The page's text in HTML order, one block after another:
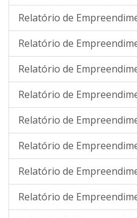
Relatório de
Relatório de
Relatório de
Relatório de
Relatório de
Relatório de
Relatório de
Relatório de